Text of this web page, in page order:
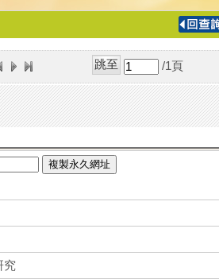
導
/1 頁
複製永久網址
究